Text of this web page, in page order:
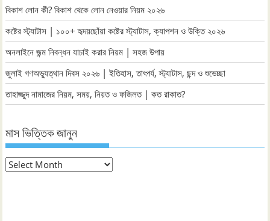
বিকাশ লোন কী? বিকাশ থেকে লোন নেওয়ার নিয়ম ২০২৬
কষ্টের স্ট্যাটাস | ১০০+ হৃদয়ছোঁয়া কষ্টের স্ট্যাটাস, ক্যাপশন ও উক্তি ২০২৬
অনলাইনে জন্ম নিবন্ধন যাচাই করার নিয়ম | সহজ উপায়
জুলাই গণঅভ্যুত্থান দিবস ২০২৬ | ইতিহাস, তাৎপর্য, স্ট্যাটাস, ছন্দ ও শুভেচ্ছা
তাহাজ্জুদ নামাজের নিয়ম, সময়, নিয়ত ও ফজিলত | কত রাকাত?
মাস ভিত্তিক জানুন
মাস